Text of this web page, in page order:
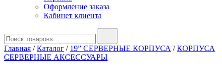
Оформление заказа
Кабинет клиента
Главная /Каталог / 19” СЕРВЕРНЫЕ КОРПУСА /КОРПУСА
СЕРВЕРНЫЕ АКСЕССУАРЫ